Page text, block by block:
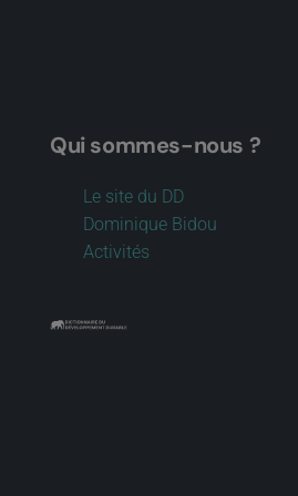
Qui sommes-nous ?
Le site du DD
Dominique Bidou
Activités